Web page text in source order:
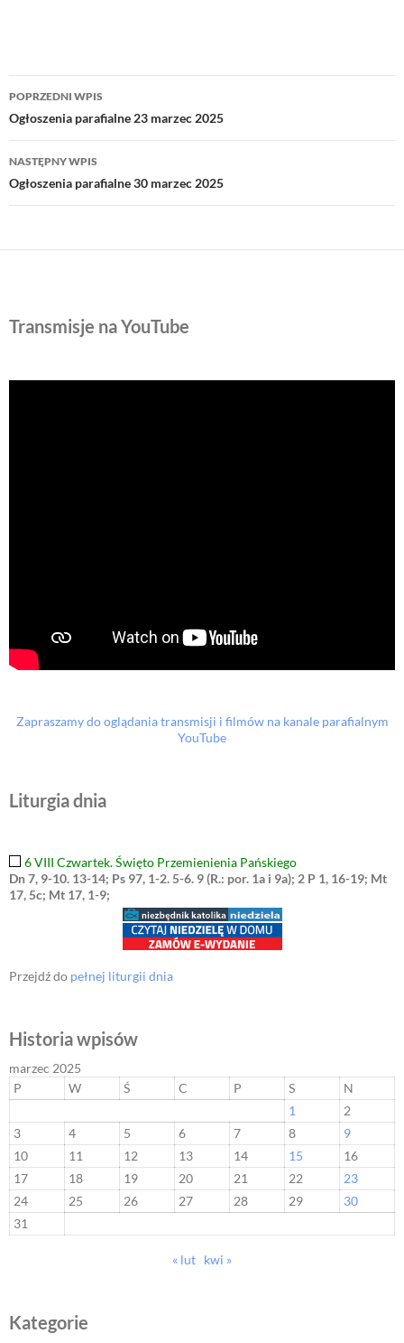
Nawigacja
wpisu
POPRZEDNI WPIS
Ogłoszenia parafialne 23 marzec 2025
NASTĘPNY WPIS
Ogłoszenia parafialne 30 marzec 2025
Transmisje na YouTube
Zapraszamy do oglądania transmisji i filmów na kanale parafialnym
YouTube
Liturgia dnia
6 VIII Czwartek. Święto Przemienienia Pańskiego
Dn 7, 9-10. 13-14; Ps 97, 1-2. 5-6. 9 (R.: por. 1a i 9a); 2 P 1, 16-19; Mt
17, 5c; Mt 17, 1-9;
Przejdź do pełnej liturgii dnia
Historia wpisów
marzec 2025
P
W Ś C P S
N
1
2
3
4 5 6 7 8
9
10
11 12 13 14 15
16
17
18 19 20 21 22
23
24
25 26 27 28 29
30
31
« lut kwi »
Kategorie